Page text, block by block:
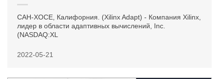
САН-ХОСЕ, Калифорния. (Xilinx Adapt) - Компания Xilinx,
лидер в области адаптивных вычислений, Inc.
(NASDAQ:XL
2022-05-21